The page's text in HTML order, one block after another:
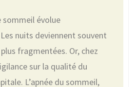
sommeil évolue
nuits deviennent souvent
fragmentées. Or, chez
sur la qualité du
L’apnée du sommeil,